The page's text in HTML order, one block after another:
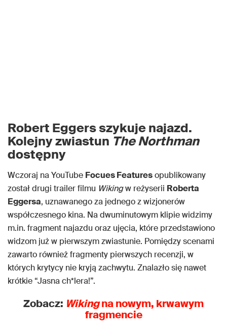
Robert Eggers szykuje najazd.
Kolejny zwiastun The Northman
dostępny
Wczoraj na YouTube Focues Featuresopublikowany
został drugi trailer filmu Wikingw reżyserii Roberta
Eggersa, uznawanego za jednego z wizjonerów
współczesnego kina. Na dwuminutowym klipie widzimy
m.in. fragment najazdu oraz ujęcia, które przedstawiono
widzom już w pierwszym zwiastunie. Pomiędzy scenami
zawarto również fragmenty pierwszych recenzji, w
których krytycy nie kryją zachwytu. Znalazło się nawet
krótkie “Jasna ch*lera!”.
Zobacz: Wikingna nowym, krwawym
fragmencie